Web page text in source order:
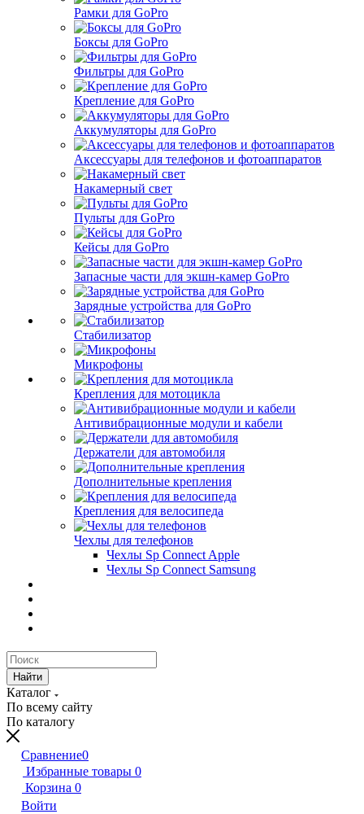
Рамки для GoPro
Боксы для GoPro
Фильтры для GoPro
Крепление для GoPro
Аккумуляторы для GoPro
Аксессуары для телефонов и фотоаппаратов
Накамерный свет
Пульты для GoPro
Кейсы для GoPro
Запасные части для экшн-камер GoPro
Зарядные устройства для GoPro
Стабилизатор
Микрофоны
Крепления для мотоцикла
Антивибрационные модули и кабели
Держатели для автомобиля
Дополнительные крепления
Крепления для велосипеда
Чехлы для телефонов
Чехлы Sp Connect Apple
Чехлы Sp Connect Samsung
Найти
Каталог
По всему сайту
По каталогу
Сравнение0
Избранные товары 0
Корзина 0
Войти